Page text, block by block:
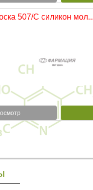
507/С силикон мол...